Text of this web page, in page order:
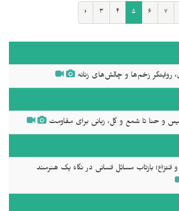
‹ ۳ ۴ ۵ ۶ ۷
روایتگر زخم‌ها و چالش‌های زنانه
گیس و حنا تا شمع و گل، زبانی برای مقاومت
بازتاب مسائل انسانی در نگاه یک هنرمند